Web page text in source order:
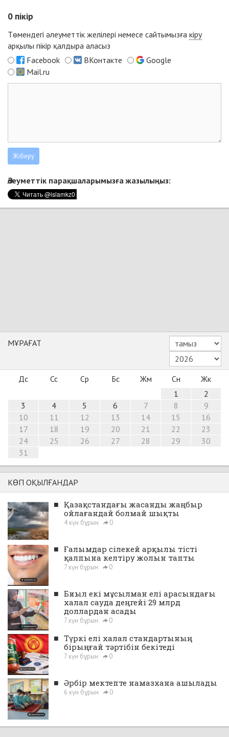
0 пікір
Төмендегі әлеуметтік желілері немесе сайтымызға кіру
арқылы пікір қалдыра аласыз
Facebook
ВКонтакте
Google
Mail.ru
Әлеуметтік парақшаларымызға жазылыңыз:
МҰРАҒАТ
Дс Сс Ср Бс Жм Сн
Жк
1
2
3
4 5 6 7 8
9
10
11 12 13 14 15
16
17
18 19 20 21 22
23
24
25 26 27 28 29
30
31
КӨП ОҚЫЛҒАНДАР
■ Қазақстандағы жасанды жаңбыр
ойлағандай болмай шықты
4 күн бұрын 0
■ Ғалымдар сілекей арқылы тісті
қалпына келтіру жолын тапты
7 күн бұрын 0
■ Биыл екі мұсылман елі арасындағы
халал сауда деңгейі 29 млрд
доллардан асады
7 күн бұрын 0
■ Түркі елі халал стандартының
бірыңғай тәртібін бекітеді
7 күн бұрын 0
■ Әрбір мектепте намазхана ашылады
6 күн бұрын 0